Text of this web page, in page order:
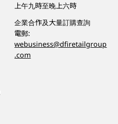
上午九時至晚上六時
企業合作及大量訂購查詢
電郵:
webusiness@dfiretailgroup
.com